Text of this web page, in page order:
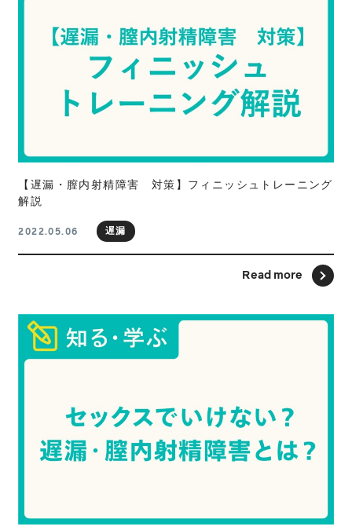
【遅漏・膣内射精障害 対策】フィニッシュトレーニング
解説
2022.05.06 遅漏
Read more